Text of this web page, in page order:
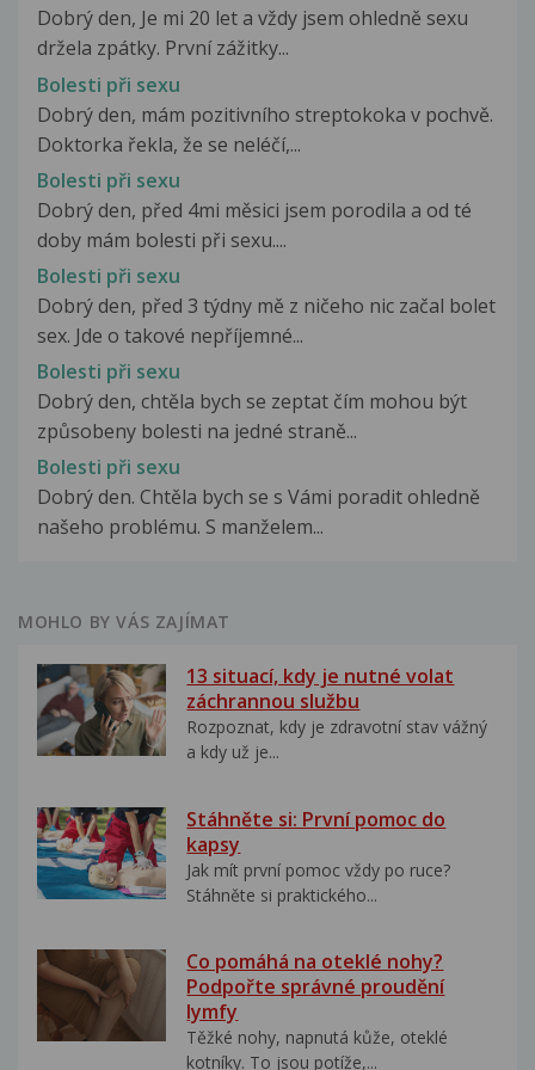
Dobrý den, Je mi 20 let a vždy jsem ohledně sexu
držela zpátky. První zážitky...
Bolesti při sexu
Dobrý den, mám pozitivního streptokoka v pochvě.
Doktorka řekla, že se neléčí,...
Bolesti při sexu
Dobrý den, před 4mi měsici jsem porodila a od té
doby mám bolesti při sexu....
Bolesti při sexu
Dobrý den, před 3 týdny mě z ničeho nic začal bolet
sex. Jde o takové nepříjemné...
Bolesti při sexu
Dobrý den, chtěla bych se zeptat čím mohou být
způsobeny bolesti na jedné straně...
Bolesti při sexu
Dobrý den. Chtěla bych se s Vámi poradit ohledně
našeho problému. S manželem...
MOHLO BY VÁS ZAJÍMAT
13 situací, kdy je nutné volat
záchrannou službu
Rozpoznat, kdy je zdravotní stav vážný
a kdy už je...
Stáhněte si: První pomoc do
kapsy
Jak mít první pomoc vždy po ruce?
Stáhněte si praktického...
Co pomáhá na oteklé nohy?
Podpořte správné proudění
lymfy
Těžké nohy, napnutá kůže, oteklé
kotníky. To jsou potíže,...